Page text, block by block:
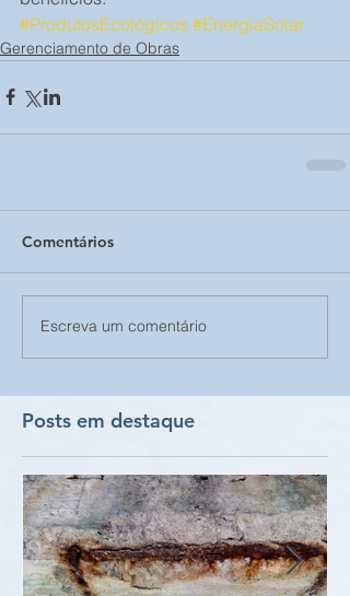
#ProdutosEcológicos #EnergiaSolar
Gerenciamento de Obras
Comentários
Escreva um comentário
Posts em destaque